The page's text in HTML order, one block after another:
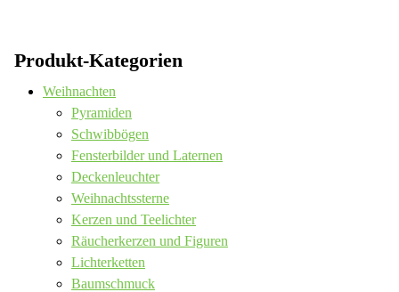
Produkt-Kategorien
Weihnachten
Pyramiden
Schwibbögen
Fensterbilder und Laternen
Deckenleuchter
Weihnachtssterne
Kerzen und Teelichter
Räucherkerzen und Figuren
Lichterketten
Baumschmuck